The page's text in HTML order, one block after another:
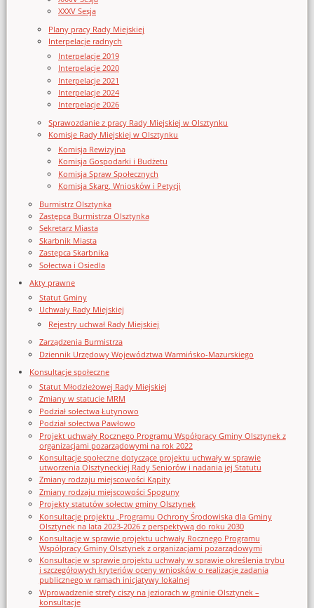
XXXV Sesja
Plany pracy Rady Miejskiej
Interpelacje radnych
Interpelacje 2019
Interpelacje 2020
Interpelacje 2021
Interpelacje 2024
Interpelacje 2026
Sprawozdanie z pracy Rady Miejskiej w Olsztynku
Komisje Rady Miejskiej w Olsztynku
Komisja Rewizyjna
Komisja Gospodarki i Budżetu
Komisja Spraw Społecznych
Komisja Skarg, Wniosków i Petycji
Burmistrz Olsztynka
Zastępca Burmistrza Olsztynka
Sekretarz Miasta
Skarbnik Miasta
Zastępca Skarbnika
Sołectwa i Osiedla
Akty prawne
Statut Gminy
Uchwały Rady Miejskiej
Rejestry uchwał Rady Miejskiej
Zarządzenia Burmistrza
Dziennik Urzędowy Województwa Warmińsko-Mazurskiego
Konsultacje społeczne
Statut Młodzieżowej Rady Miejskiej
Zmiany w statucie MRM
Podział sołectwa Łutynowo
Podział sołectwa Pawłowo
Projekt uchwały Rocznego Programu Współpracy Gminy Olsztynek z
organizacjami pozarządowymi na rok 2022
Konsultacje społeczne dotyczące projektu uchwały w sprawie
utworzenia Olsztyneckiej Rady Seniorów i nadania jej Statutu
Zmiany rodzaju miejscowości Kąpity
Zmiany rodzaju miejscowości Spoguny
Projekty statutów sołectw gminy Olsztynek
Konsultacje projektu „Programu Ochrony Środowiska dla Gminy
Olsztynek na lata 2023-2026 z perspektywą do roku 2030
Konsultacje w sprawie projektu uchwały Rocznego Programu
Współpracy Gminy Olsztynek z organizacjami pozarządowymi
Konsultacje w sprawie projektu uchwały w sprawie określenia trybu
i szczegółowych kryteriów oceny wniosków o realizację zadania
publicznego w ramach inicjatywy lokalnej
Wprowadzenie strefy ciszy na jeziorach w gminie Olsztynek –
konsultacje